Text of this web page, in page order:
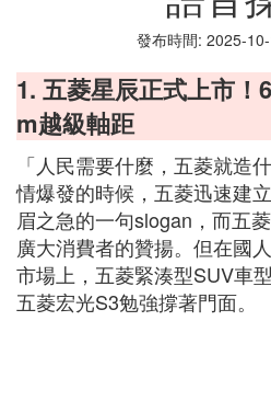
發布時間: 2025-
1. 五菱星辰正式上市！
m越級軸距
「人民需要什麼，五菱就造
情爆發的時候，五菱迅速建
眉之急的一句slogan，而五
廣大消費者的贊揚。但在國
市場上，五菱緊湊型SUV車
五菱宏光S3勉強撐著門面。